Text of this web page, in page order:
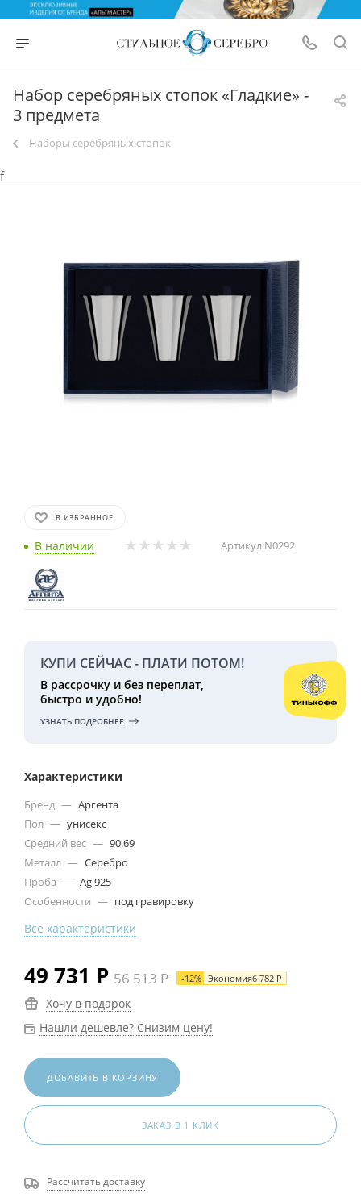
Набор серебряных стопок «Гладкие» -
3 предмета
Наборы серебряных стопок
f
В ИЗБРАННОЕ
В наличии Артикул:N0292
КУПИ СЕЙЧАС - ПЛАТИ ПОТОМ!
В рассрочку и без переплат,
быстро и удобно!
УЗНАТЬ ПОДРОБНЕЕ
Характеристики
Бренд — Аргента
Пол — унисекс
Средний вес — 90.69
Металл — Серебро
Проба — Ag 925
Особенности — под гравировку
Все характеристики
49 731 Р 56 513Р -12% Экономия6 782 Р
Хочу в подарок
Нашли дешевле? Снизим цену!
ДОБАВИТЬ В КОРЗИНУ
ЗАКАЗ В 1 КЛИК
Рассчитать доставку